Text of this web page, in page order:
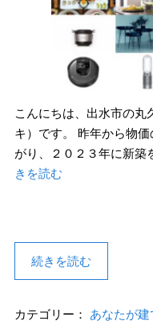
こんにちは、出水市の丸
キ）です。 昨年から物
がり、２０２３年に新
きを読む
続きを読む
カテゴリー： あなたが